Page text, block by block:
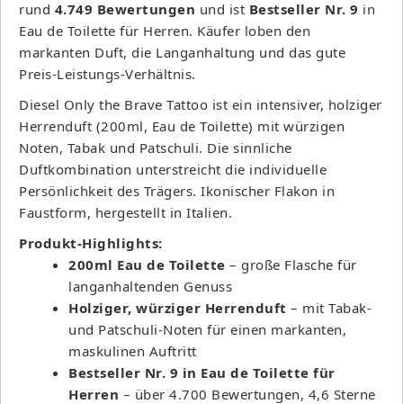
rund 4.749 Bewertungen und ist Bestseller Nr. 9 in
Eau de Toilette für Herren. Käufer loben den
markanten Duft, die Langanhaltung und das gute
Preis-Leistungs-Verhältnis.
Diesel Only the Brave Tattoo ist ein intensiver, holziger
Herrenduft (200ml, Eau de Toilette) mit würzigen
Noten, Tabak und Patschuli. Die sinnliche
Duftkombination unterstreicht die individuelle
Persönlichkeit des Trägers. Ikonischer Flakon in
Faustform, hergestellt in Italien.
Produkt-Highlights:
200ml Eau de Toilette – große Flasche für
langanhaltenden Genuss
Holziger, würziger Herrenduft – mit Tabak-
und Patschuli-Noten für einen markanten,
maskulinen Auftritt
Bestseller Nr. 9 in Eau de Toilette für
Herren – über 4.700 Bewertungen, 4,6 Sterne